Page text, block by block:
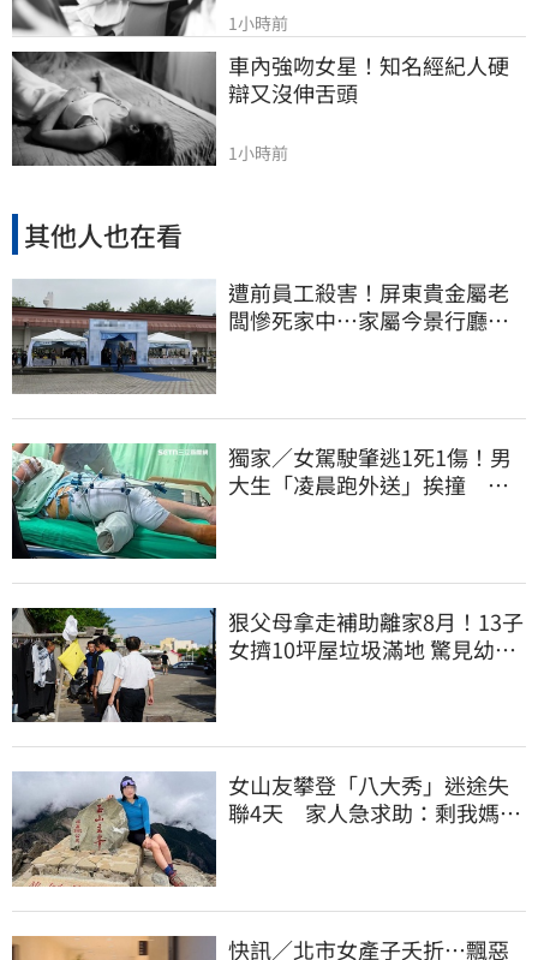
1小時前
車內強吻女星！知名經紀人硬
辯又沒伸舌頭
1小時前
其他人也在看
遭前員工殺害！屏東貴金屬老
闆慘死家中…家屬今景行廳低
獨家／女駕駛肇逃1死1傷！男
大生「凌晨跑外送」挨撞 媽
狠父母拿走補助離家8月！13子
女擠10坪屋垃圾滿地 驚見幼童
女山友攀登「八大秀」迷途失
聯4天 家人急求助：剩我媽還
快訊／北市女產子夭折⋯飄惡